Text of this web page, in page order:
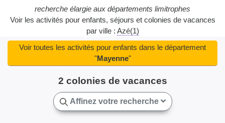
recherche élargie aux départements limitrophes
Voir les activités pour enfants, séjours et colonies de vacances
par ville : Azé(1)
2 colonies de vacances
Voir toutes les activités pour enfants dans le département
"Mayenne"
Affinez votre recherche